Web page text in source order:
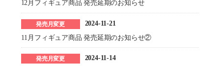
12月フィギュア商品 発売延期のお知らせ
発売月変更
2024-11-21
11月フィギュア商品 発売延期のお知らせ②
発売月変更
2024-11-14